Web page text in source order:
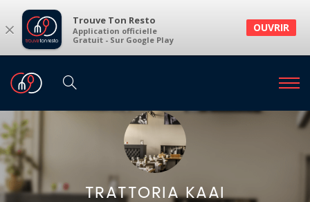
× Trouve Ton Resto
Application officielle
Gratuit - Sur Google Play
OUVRIR
TRATTORIA KAAI